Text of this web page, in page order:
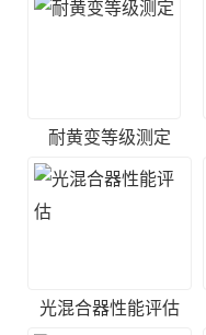
耐黄变等级测定
光混合器性能评估